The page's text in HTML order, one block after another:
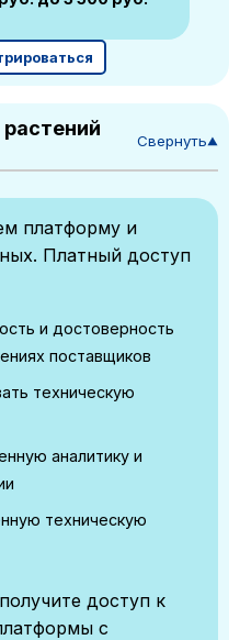
Свернуть▼
платформу и
Платный доступ
и достоверность
поставщиков
техническую
аналитику и
техническую
доступ к
с